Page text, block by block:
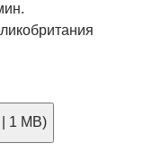
1 MB)